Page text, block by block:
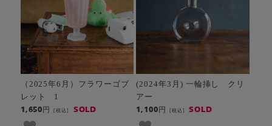
（2025年6月）フラワーゴブ
レット 1
1,650円[税込] SOLD
(2024年3月) 一輪挿し クリ
アー
1,100円 [税込] SOLD